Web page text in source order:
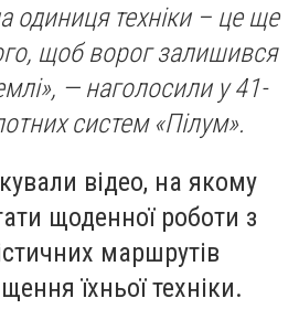
одиниця техніки – це ще
щоб ворог залишився
— наголосили у 41-
систем «Пілум».
відео, на якому
щоденної роботи з
маршрутів
їхньої техніки.